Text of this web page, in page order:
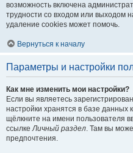
возможность включена
трудности со входом или выходом
удаление cookies может помочь.
Вернуться к началу
Параметры и настройки
Как мне изменить мои настройки?
Если вы являетесь
настройки хранятся в базе
щёлкните на имени пользователя
ссылкеЛичный раздел. Там вы
предпочтения.